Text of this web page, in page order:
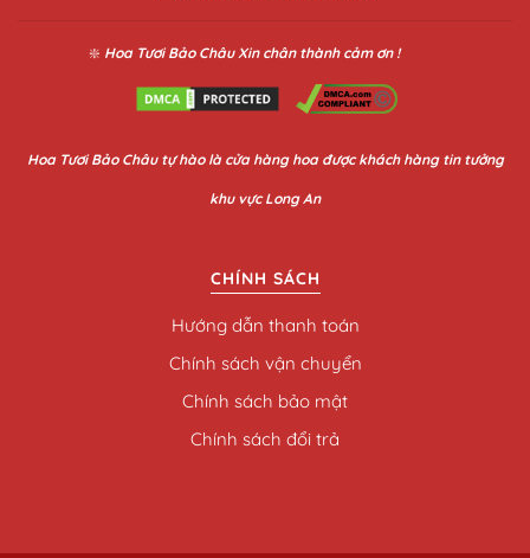
❇️ Hoa Tươi Bảo Châu Xin chân thành cảm ơn !
Hoa Tươi Bảo Châutự hào là cửa hàng hoa được khách hàng tin tưởng
khu vực Long An
CHÍNH SÁCH
Hướng dẫn thanh toán
Chính sách vận chuyển
Chính sách bảo mật
Chính sách đổi trả